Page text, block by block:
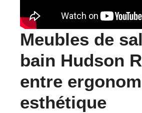
Meubles de
bain Hudson
entre
esthétique